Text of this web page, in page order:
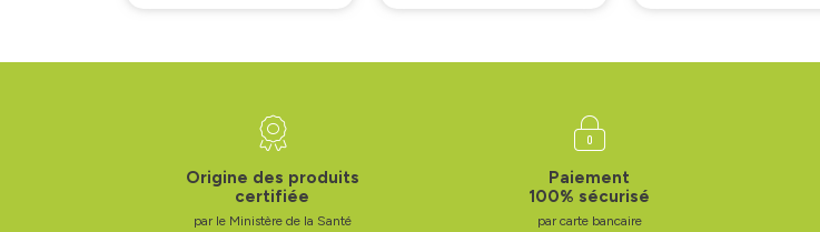
Origine des produits
certifiée
par le Ministère de la Santé
Paiement
100% sécurisé
par carte bancaire